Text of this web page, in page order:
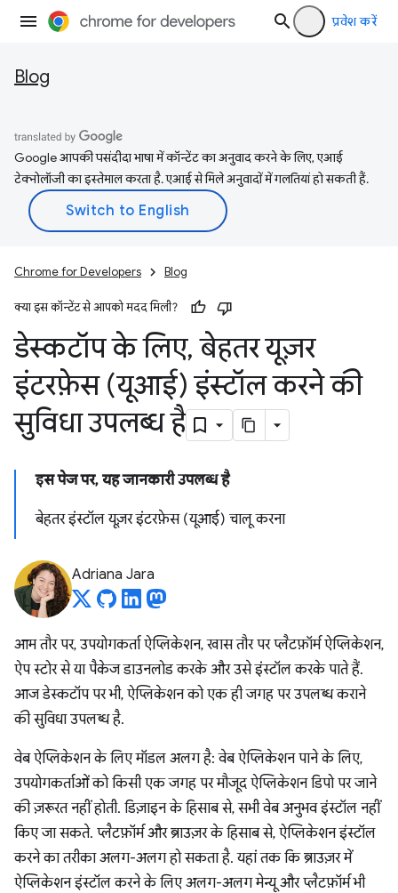
प्रवेश करें
Blog
Google आपकी पसंदीदा भाषा में कॉन्टेंट का अनुवाद करने के लिए, एआई
टेक्नोलॉजी का इस्तेमाल करता है. एआई से मिले अनुवादों में गलतियां हो सकती हैं.
Chrome for Developers Blog
क्या इस कॉन्टेंट से आपको मदद मिली?
डेस्कटॉप के लिए, बेहतर यूज़र
इंटरफ़ेस (यूआई) इंस्टॉल करने की
सुविधा उपलब्ध है
इस पेज पर, यह जानकारी उपलब्ध है
बेहतर इंस्टॉल यूज़र इंटरफ़ेस (यूआई) चालू करना
Adriana Jara
आम तौर पर, उपयोगकर्ता ऐप्लिकेशन, खास तौर पर प्लैटफ़ॉर्म ऐप्लिकेशन,
ऐप स्टोर से या पैकेज डाउनलोड करके और उसे इंस्टॉल करके पाते हैं.
आज डेस्कटॉप पर भी, ऐप्लिकेशन को एक ही जगह पर उपलब्ध कराने
की सुविधा उपलब्ध है.
वेब ऐप्लिकेशन के लिए मॉडल अलग है: वेब ऐप्लिकेशन पाने के लिए,
उपयोगकर्ताओं को किसी एक जगह पर मौजूद ऐप्लिकेशन डिपो पर जाने
की ज़रूरत नहीं होती. डिज़ाइन के हिसाब से, सभी वेब अनुभव इंस्टॉल नहीं
किए जा सकते. प्लैटफ़ॉर्म और ब्राउज़र के हिसाब से, ऐप्लिकेशन इंस्टॉल
करने का तरीका अलग-अलग हो सकता है. यहां तक कि ब्राउज़र में
ऐप्लिकेशन इंस्टॉल करने के लिए अलग-अलग मेन्यू और प्लैटफ़ॉर्म भी